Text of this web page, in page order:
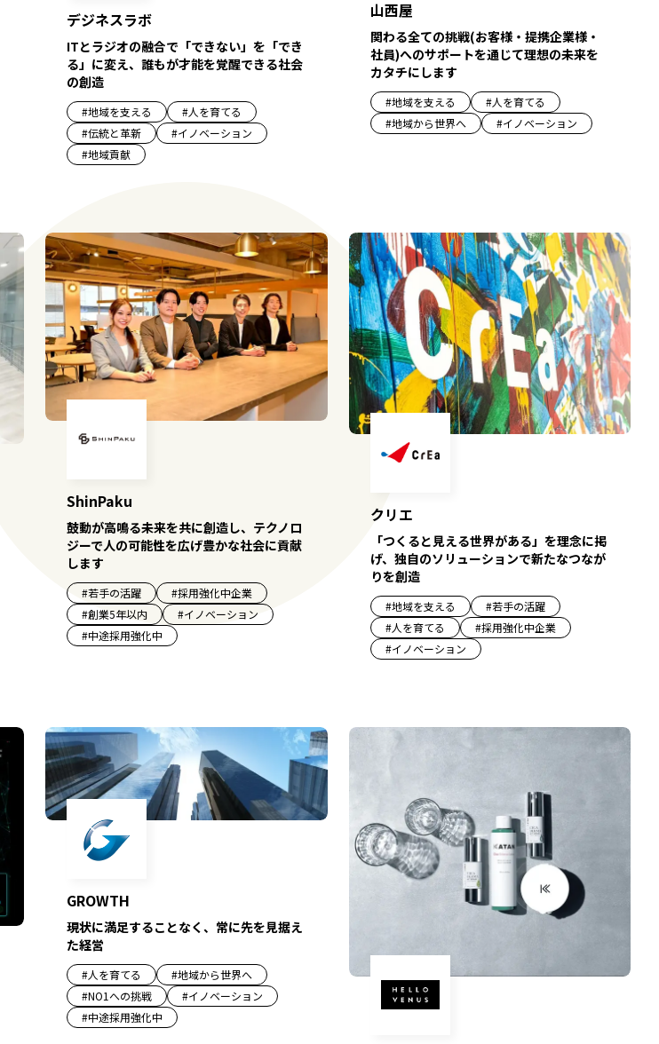
デジネスラボ
ITとラジオの融合で「できない」を「でき
る」に変え、誰もが才能を覚醒できる社会
の創造
#地域を支える #人を育てる
#伝統と革新 #イノベーション
#地域貢献
山西屋
関わる全ての挑戦(お客様・提携企業様・
社員)へのサポートを通じて理想の未来を
カタチにします
#地域を支える #人を育てる
#地域から世界へ #イノベーション
ShinPaku
鼓動が高鳴る未来を共に創造し、テクノロ
ジーで人の可能性を広げ豊かな社会に貢献
します
#若手の活躍 #採用強化中企業
#創業5年以内 #イノベーション
#中途採用強化中
クリエ
「つくると見える世界がある」を理念に掲
げ、独自のソリューションで新たなつなが
りを創造
#地域を支える #若手の活躍
#人を育てる #採用強化中企業
#イノベーション
GROWTH
現状に満足することなく、常に先を見据え
た経営
#人を育てる #地域から世界へ
#NO1への挑戦 #イノベーション
#中途採用強化中